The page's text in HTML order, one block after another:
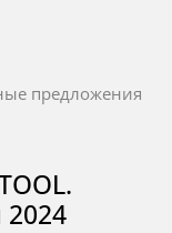
предложения